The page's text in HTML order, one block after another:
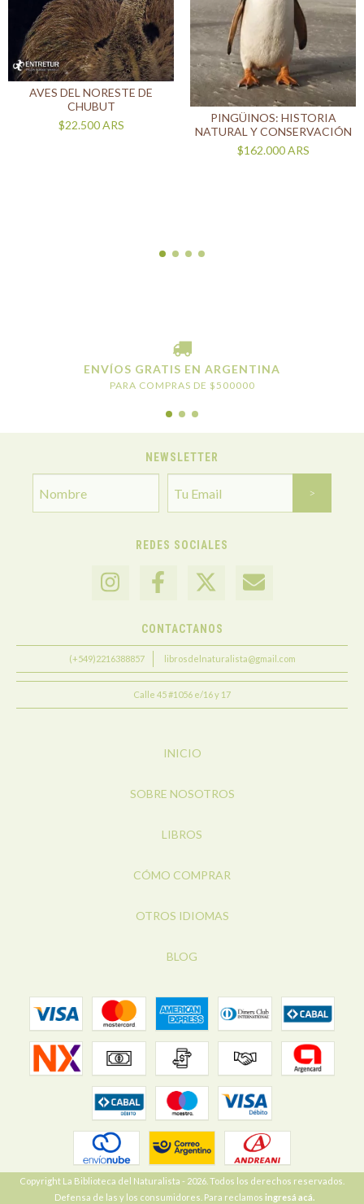
AVES DEL NORESTE DE
CHUBUT
$22.500ARS
PINGÜINOS: HISTORIA
NATURAL Y CONSERVACIÓN
$162.000ARS
ENVÍOS GRATIS EN ARGENTINA
PARA COMPRAS DE $500000
NEWSLETTER
REDES SOCIALES
CONTACTANOS
(+549)2216388857 librosdelnaturalista@gmail.com
Calle 45 #1056 e/16 y 17
INICIO
SOBRE NOSOTROS
LIBROS
CÓMO COMPRAR
OTROS IDIOMAS
BLOG
Copyright La Biblioteca del Naturalista - 2026. Todos los derechos reservados.
Defensa de las y los consumidores. Para reclamos ingresá acá.